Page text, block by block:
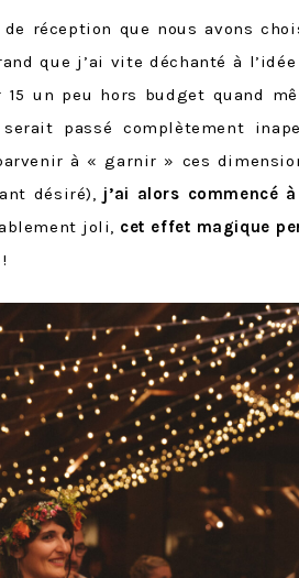
de réception que nous avons
que j’ai vite déchanté à
15 un peu hors budget quand
passé complètement
à « garnir » ces
désiré), j’ai alors commencé
joli, cet effet magique
!